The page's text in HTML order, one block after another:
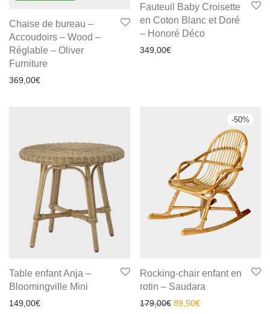
Chaise de bureau –
Accoudoirs – Wood –
Réglable – Oliver
Furniture
369,00€
Fauteuil Baby Croisette
en Coton Blanc et Doré
– Honoré Déco
349,00€
Table enfant Anja –
Bloomingville Mini
149,00€
-50%
Rocking-chair enfant en
rotin – Saudara
179,00€ 89,50€